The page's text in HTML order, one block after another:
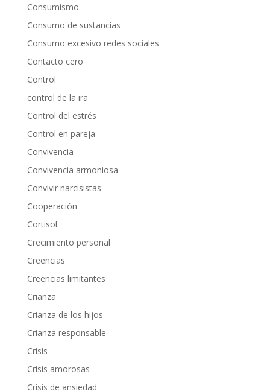
Consumismo
Consumo de sustancias
Consumo excesivo redes sociales
Contacto cero
Control
control de la ira
Control del estrés
Control en pareja
Convivencia
Convivencia armoniosa
Convivir narcisistas
Cooperación
Cortisol
Crecimiento personal
Creencias
Creencias limitantes
Crianza
Crianza de los hijos
Crianza responsable
Crisis
Crisis amorosas
Crisis de ansiedad